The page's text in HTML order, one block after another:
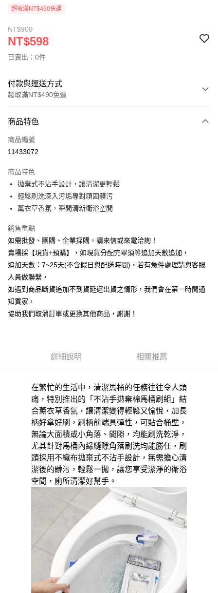
超取滿NT$490免運
NT$900
NT$598
已賣出：0件
付款與運送方式
超取滿NT$490免運
信用卡一次付款
信用卡分期付款
合作金庫商業銀行
華南商業銀行
彰化商業銀行
上海商業儲蓄銀行
國泰世華商業銀行
匯豐（台灣）商業銀行
聯邦商業銀行
遠東國際商業銀行
元大商業銀行
永豐商業銀行
台新國際商業銀行
中國信託商業銀行
台灣樂天信用卡公司
6 期 0 利率 每期
華南商業銀行
上海商業儲蓄銀行
臺灣中小企業銀行
匯豐（台灣）商業銀行
華泰商業銀行
聯邦商業銀行
遠東國際商業銀行
元大商業銀行
永豐商業銀行
玉山商業銀行
台灣樂天信用卡公司
12 期 0 利率 每期 NT$49
合作金庫商業銀行
上海商業儲蓄銀行
國泰世華商業銀行
兆豐國際商業銀行
臺灣中小企業銀行
台中商業銀行
匯豐（台灣）商業銀行
華泰商業銀行
聯邦商業銀行
遠東國際商業銀行
元大商業銀行
玉山商業銀行
星展（台灣）商業銀行
台新國際商業銀行
超商取貨付款
LINE Pay
Apple Pay
街口支付
悠遊付
全盈+PAY
AFTEE先享後付
３．安心：先確認商品／服務後，再付款。
【「AFTEE先享後付」結帳流程】
１．於結帳方式選擇「AFTEE先享後付」後，將跳轉至「AFTEE先享後付」
結帳頁面，進行簡訊認證並確認金額後，即可完成結帳。
２．訂單成立數日內，您將收到繳費通知簡訊。
３．收到繳費通知簡訊後14天內，點擊此簡訊中的連結，可透過四大超商／
ATM／網路銀行／等多元方式進行付款，方視為交易完成。
※ 請注意：結帳手續完成當下不需立刻繳費，但若您需要取消訂單，請聯絡
購買商品的店家。未經商家同意取消之訂單仍視為有效，需透過AFTEE先享
後付繳納相關費用。
※ 交易是否成功請以「AFTEE先享後付 」之結帳頁面顯示為準，若有關於
是否繳費成功／繳費後需取消欲退款等相關疑問，請聯繫「AFTEE先享後付
https://netprotections.freshdesk.com/support/home
１．透過由恩沛科技股份有限公司提供之「AFTEE先享後付」服務完成之交
易，需依本服務之必要範圍內提供個人資料，並將交易相關給付款項請求債
權轉讓予恩沛科技股份有限公司。
２．關於個人資料處理事宜，請瀏覽以下網址：
https://aftee.tw/terms/#terms3
３．未成年的使用者請事先徵得法定代理人或監護人之同意方可使用
「AFTEE先享後付」，若未經同意申辦者引起之損失，本公司不負相關責
運送方式
全家取貨付款三天後到
每筆NT$60，滿NT$490(含以上)免運費
全家離島取貨付款
每筆NT$100，滿NT$1,000(含以上)免運費
付款後全家取貨
每筆NT$60，滿NT$490(含以上)免運費
每筆NT$60，滿NT$490(含以上)免運費
7-11離島取貨付款
每筆NT$100，滿NT$1,000(含以上)免運費
付款後7-11取貨
每筆NT$60，滿NT$490(含以上)免運費
商品特色
商品編號
11433072
商品特色
拋棄式不沾手設計，讓清潔更輕鬆
輕鬆刷洗深入污垢專對頑固髒污
薰衣草香氛，瞬間清新衛浴空間
銷售重點
如需批發、團購、企業採購，請來信或來電洽詢！
賣場採【現貨+預購】，如現貨分配完畢須等追加天數追加，
追加天數：7~25天(不含假日與配送時間)，若有急件處理請與客服
人員做聯繫，
如遇到商品斷貨追加不到貨延遲出貨之情形，我們會在第一時間通
知買家，
協助我們取消訂單或更換其他商品，謝謝！
詳細說明 相關推薦
在繁忙的生活中，清潔馬桶的任務往往令人頭
痛，特別推出的「不沾手拋棄棉馬桶刷組」結
合薰衣草香氣，讓清潔變得輕鬆又愉悅，加長
柄好拿好刷，刷柄前端具彈性，可貼合桶壁，
無論大面積或小角落、間隙，均能刷洗乾淨，
尤其針對馬桶內緣縫隙角落刷洗均能勝任，刷
頭採用不織布拋棄式不沾手設計，無需擔心清
潔後的髒污，輕鬆一拋，讓您享受潔淨的衛浴
空間，廁所清潔好幫手。